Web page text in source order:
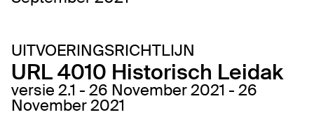
URL 4010 Historisch Leidak
UITVOERINGSRICHTLIJN
versie 2.1 - 26 November 2021 - 26
November 2021